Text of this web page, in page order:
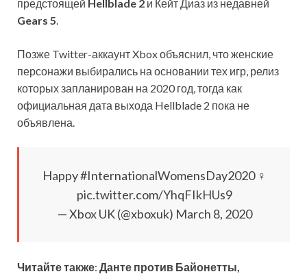
предстоящей Hellblade 2 и Кейт Диаз из недавней
Gears 5
Позже Twitter-аккаунт Xbox объяснил, что женские
персонажи выбирались на основании тех игр, релиз
которых запланирован на 2020 год, тогда как
официальная дата выхода Hellblade 2 пока не
объявлена.
Happy #InternationalWomensDay2020 ♀️
pic.twitter.com/YhqFIkHUs9
— Xbox UK (@xboxuk) March 8, 2020
Читайте также: Данте против Байонетты,